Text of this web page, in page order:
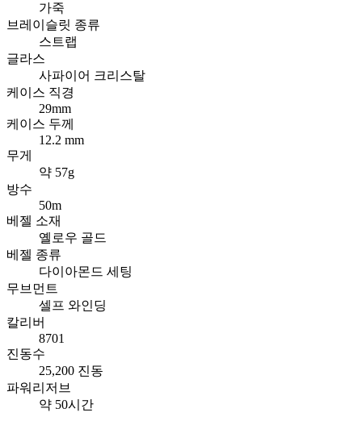
가죽
브레이슬릿 종류
스트랩
글라스
사파이어 크리스탈
케이스 직경
29mm
케이스 두께
12.2 mm
무게
약 57g
방수
50m
베젤 소재
옐로우 골드
베젤 종류
다이아몬드 세팅
무브먼트
셀프 와인딩
칼리버
8701
진동수
25,200 진동
파워리저브
약 50시간